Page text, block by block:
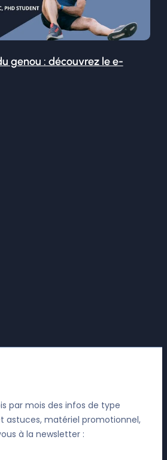
genou : découvrez le e-
par mois des infos de type
astuces, matériel promotionnel,
à la newsletter :